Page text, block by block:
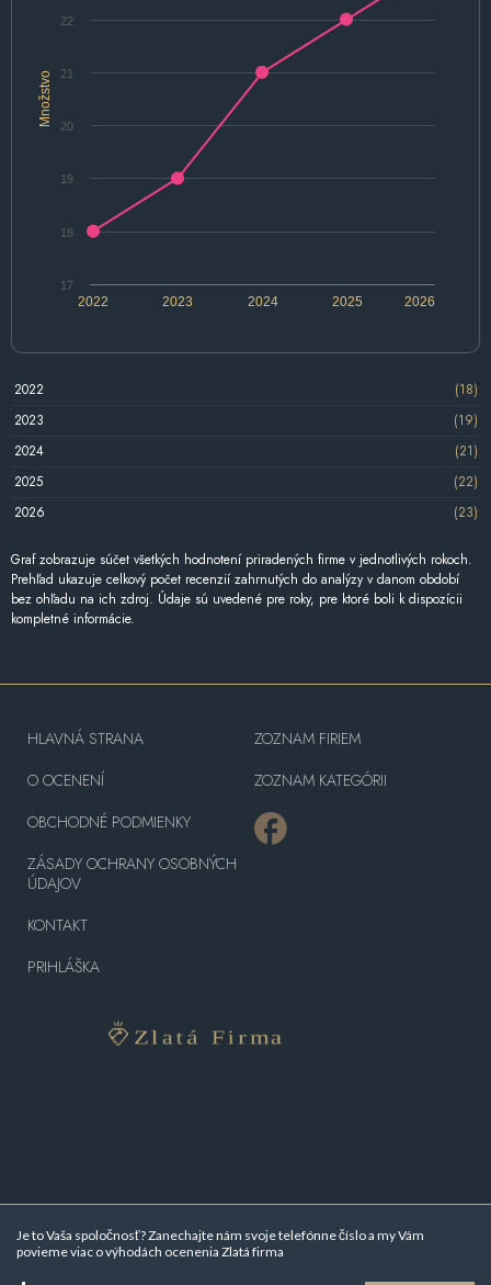
Množstvo
2022 2024 2026
2023 2025
17
18
19
20
21
22
2022
(18)
2023
(19)
2024
(21)
2025
(22)
2026
(23)
Graf zobrazuje súčet všetkých hodnotení priradených firme v jednotlivých rokoch.
Prehľad ukazuje celkový počet recenzií zahrnutých do analýzy v danom období
bez ohľadu na ich zdroj. Údaje sú uvedené pre roky, pre ktoré boli k dispozícii
kompletné informácie.
Je to Vaša spoločnosť? Zanechajte nám svoje telefónne číslo a my Vám
povieme viac ovýhodách ocenenia Zlatá firma
HLAVNÁ STRANA
O OCENENÍ
OBCHODNÉ PODMIENKY
ZÁSADY OCHRANY OSOBNÝCH
ÚDAJOV
KONTAKT
PRIHLÁŠKA
ZOZNAM FIRIEM
ZOZNAM KATEGÓRII